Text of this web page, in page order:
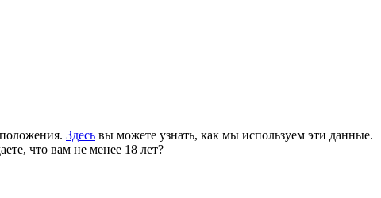
Здесь вы можете узнать, как мы используем эти данные.
что вам не менее 18 лет?